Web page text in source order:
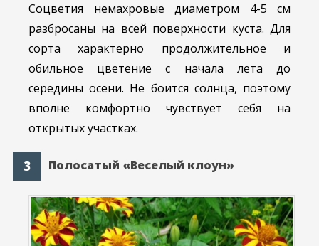
Соцветия немахровые диаметром 4-5 см
разбросаны на всей поверхности куста. Для
сорта характерно продолжительное и
обильное цветение с начала лета до
середины осени. Не боится солнца, поэтому
вполне комфортно чувствует себя на
открытых участках.
Полосатый «Веселый клоун»